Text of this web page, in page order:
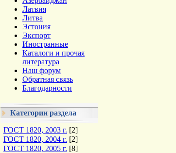
Латвия
Литва
Эстония
Экспорт
Иностранные
Каталоги и прочая
литература
Наш форум
Обратная связь
Благодарности
Категории раздела
ГОСТ 1820, 2003 г. [2]
ГОСТ 1820, 2004 г. [2]
ГОСТ 1820, 2005 г. [8]